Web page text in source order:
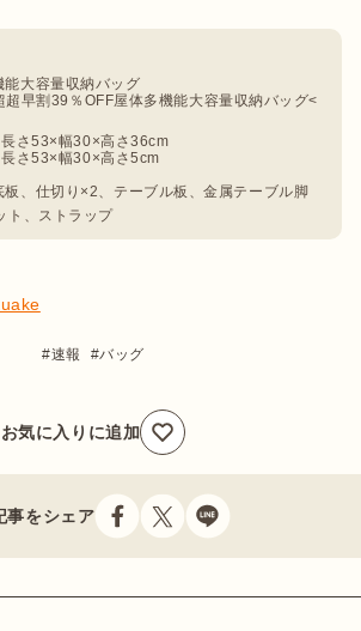
大容量収納バッグ
早割39％OFF屋体多機能大容量収納バッグ<
さ53×幅30×高さ36cm
さ53×幅30×高さ5cm
板、仕切り×2、テーブル板、金属テーブル脚
ト、ストラップ
速報 バッグ
お気に入りに追加
事をシェア